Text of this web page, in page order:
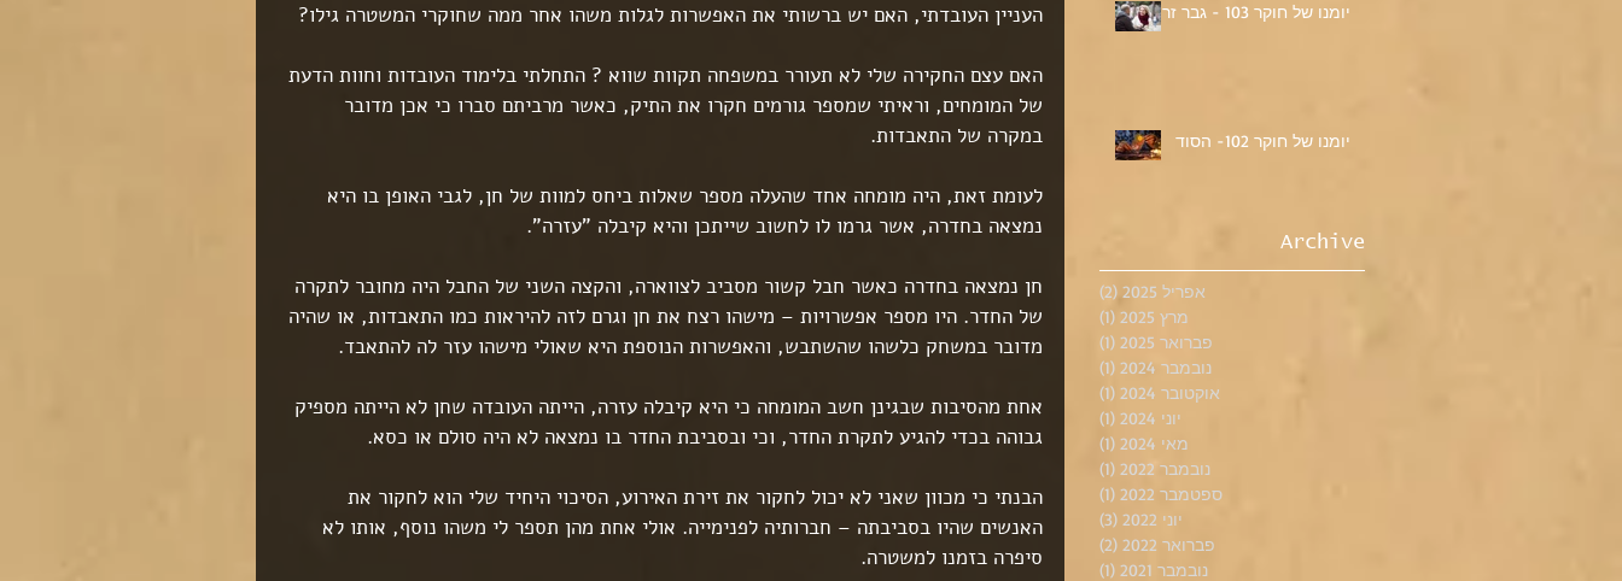
יומנו של חוקר 103 - גבר זר
יומנו של חוקר 102- הסוד
Archive
אפריל 2025 (2)
מרץ 2025
(1)
פברואר 2025
(1)
נובמבר 2024
(1)
אוקטובר 2024
(1)
יוני 2024
(1)
מאי 2024
(1)
נובמבר 2022
(1)
ספטמבר 2022
(1)
יוני 2022
(3)
פברואר 2022
(2)
נובמבר 2021
(1)
העניין העובדתי, האם יש ברשותי את האפשרות לגלות משהו אחר ממה שחוקרי המשטרה גילו?
האם עצם החקירה שלי לא תעורר במשפחה תקוות שווא ? התחלתי בלימוד העובדות וחוות הדעת
של המומחים, וראיתי שמספר גורמים חקרו את התיק, כאשר מרביתם סברו כי אכן מדובר
במקרה של התאבדות.
לעומת זאת, היה מומחה אחד שהעלה מספר שאלות ביחס למוות של חן, לגבי האופן בו היא
נמצאה בחדרה, אשר גרמו לו לחשוב שייתכן והיא קיבלה "עזרה".
חן נמצאה בחדרה כאשר חבל קשור מסביב לצווארה, והקצה השני של החבל היה מחובר לתקרה
של החדר. היו מספר אפשרויות – מישהו רצח את חן וגרם לזה להיראות כמו התאבדות, או שהיה
מדובר במשחק כלשהו שהשתבש, והאפשרות הנוספת היא שאולי מישהו עזר לה להתאבד.
אחת מהסיבות שבגינן חשב המומחה כי היא קיבלה עזרה, הייתה העובדה שחן לא הייתה מספיק
גבוהה בכדי להגיע לתקרת החדר, וכי ובסביבת החדר בו נמצאה לא היה סולם או כסא.
הבנתי כי מכוון שאני לא יכול לחקור את זירת האירוע, הסיכוי היחיד שלי הוא לחקור את
האנשים שהיו בסביבתה – חברותיה לפנימייה. אולי אחת מהן תספר לי משהו נוסף, אותו לא
סיפרה בזמנו למשטרה.